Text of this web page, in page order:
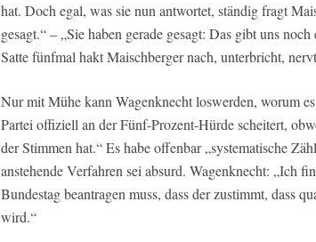
hat. Doch egal, was sie nun antwortet, ständig fragt
gesagt.“ – „Sie haben gerade gesagt: Das gibt uns
Satte fünfmal hakt Maischberger nach, unterbricht,
Nur mit Mühe kann Wagenknecht loswerden, worum
Partei offiziell an der Fünf-Prozent-Hürde scheitert,
der Stimmen hat.“ Es habe offenbar „systematische
anstehende Verfahren sei absurd. Wagenknecht: „Ich
Bundestag beantragen muss, dass der zustimmt, dass
wird.“